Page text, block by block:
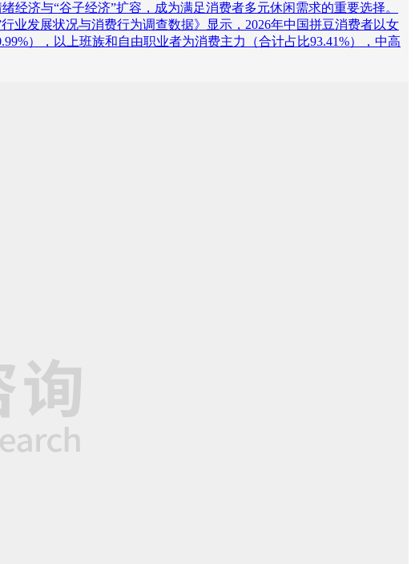
济与“谷子经济”扩容，成为满足消费者多元休闲需求的重要选择。
业发展状况与消费行为调查数据》显示，2026年中国拼豆消费者以女
），以上班族和自由职业者为消费主力（合计占比93.41%），中高